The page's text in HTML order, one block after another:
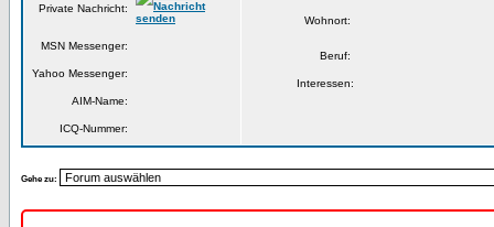
Wohnort:
Beruf:
Interessen:
Private Nachricht:
MSN Messenger:
Yahoo Messenger:
AIM-Name:
ICQ-Nummer:
Gehe zu: